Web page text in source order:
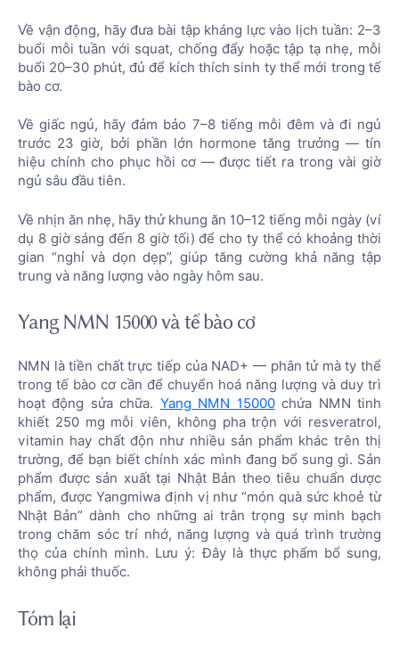
Về vận động, hãy đưa bài tập kháng lực vào lịch tuần: 2–3
buổi mỗi tuần với squat, chống đẩy hoặc tập tạ nhẹ, mỗi
buổi 20–30 phút, đủ để kích thích sinh ty thể mới trong tế
bào cơ.
Về giấc ngủ, hãy đảm bảo 7–8 tiếng mỗi đêm và đi ngủ
trước 23 giờ, bởi phần lớn hormone tăng trưởng — tín
hiệu chính cho phục hồi cơ — được tiết ra trong vài giờ
ngủ sâu đầu tiên.
Về nhịn ăn nhẹ, hãy thử khung ăn 10–12 tiếng mỗi ngày (ví
dụ 8 giờ sáng đến 8 giờ tối) để cho ty thể có khoảng thời
gian “nghỉ và dọn dẹp”, giúp tăng cường khả năng tập
trung và năng lượng vào ngày hôm sau.
Yang NMN 15000 và tế bào cơ
NMN là tiền chất trực tiếp của NAD+ — phân tử mà ty thể
trong tế bào cơ cần để chuyển hoá năng lượng và duy trì
hoạt động sửa chữa. Yang NMN 15000chứa NMN tinh
khiết 250 mg mỗi viên, không pha trộn với resveratrol,
vitamin hay chất độn như nhiều sản phẩm khác trên thị
trường, để bạn biết chính xác mình đang bổ sung gì. Sản
phẩm được sản xuất tại Nhật Bản theo tiêu chuẩn dược
phẩm, được Yangmiwa định vị như “món quà sức khoẻ từ
Nhật Bản” dành cho những ai trân trọng sự minh bạch
trong chăm sóc trí nhớ, năng lượng và quá trình trường
thọ của chính mình. Lưu ý: Đây là thực phẩm bổ sung,
không phải thuốc.
Tóm lại